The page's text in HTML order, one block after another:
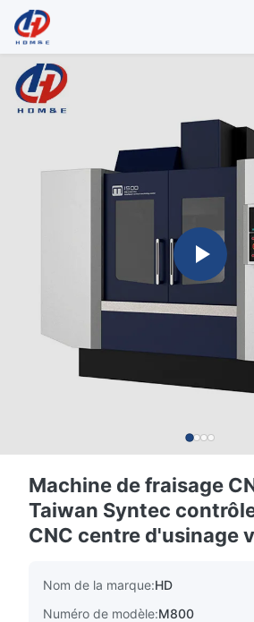
Machine de fraisage
Taiwan Syntec
CNC centre d'usinage
Nom de la marque:HD
Numéro de modèle:M800